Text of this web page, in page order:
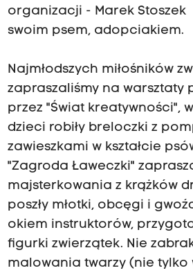
organizacji - Marek Stoszek
swoim psem, adopciakiem.
Najmłodszych miłośników
zapraszaliśmy na warsztaty
przez "Świat kreatywności",
dzieci robiły breloczki z
zawieszkami w kształcie
"Zagroda Ławeczki"
majsterkowania z krążków
poszły młotki, obcęgi i
okiem instruktorów,
figurki zwierzątek. Nie
malowania twarzy (nie tylko